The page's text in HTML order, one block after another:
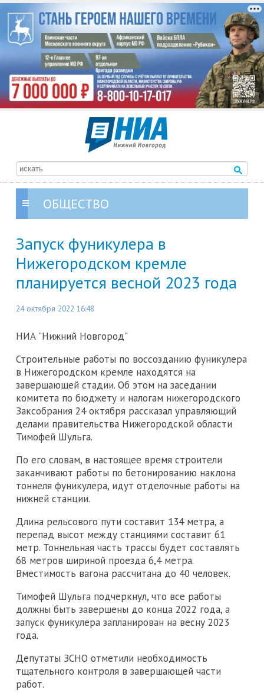
ОБЩЕСТВО
Запуск фуникулера в
Нижегородском кремле
планируется весной 2023 года
24 октября 2022 16:48
НИА "Нижний Новгород"
Строительные работы по воссозданию фуникулера
в Нижегородском кремле находятся на
завершающей стадии. Об этом на заседании
комитета по бюджету и налогам нижегородского
Заксобрания 24 октября рассказал управляющий
делами правительства Нижегородской области
Тимофей Шульга.
По его словам, в настоящее время строители
заканчивают работы по бетонированию наклона
тоннеля фуникулера, идут отделочные работы на
нижней станции.
Длина рельсового пути составит 134 метра, а
перепад высот между станциями составит 61
метр. Тоннельная часть трассы будет составлять
68 метров шириной проезда 6,4 метра.
Вместимость вагона рассчитана до 40 человек.
Тимофей Шульга подчеркнул, что все работы
должны быть завершены до конца 2022 года, а
запуск фуникулера запланирован на весну 2023
года.
Депутаты ЗСНО отметили необходимость
тщательного контроля в завершающей части
работ.